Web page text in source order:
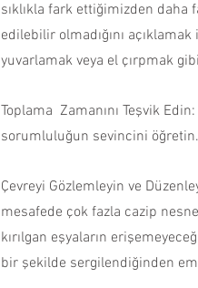
sıklıkla fark ettiğimizden daha
edilebilir olmadığını
yuvarlamak veya el çırpmak
Toplama  Zamanını Teşvik
sorumluluğun sevincini
Çevreyi Gözlemleyin ve
mesafede çok fazla cazip nesne
kırılgan eşyaların
bir şekilde sergilendiğinden